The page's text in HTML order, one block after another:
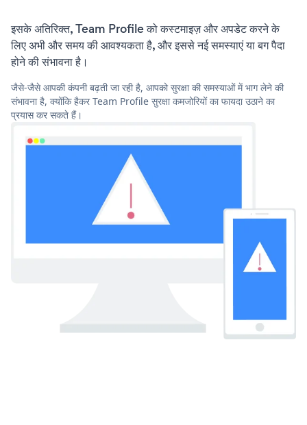
इसके अतिरिक्त, Team Profile को कस्टमाइज़ और अपडेट करने के
लिए अभी और समय की आवश्यकता है, और इससे नई समस्याएं या बग पैदा
होने की संभावना है।
जैसे-जैसे आपकी कंपनी बढ़ती जा रही है, आपको सुरक्षा की समस्याओं में भाग लेने की
संभावना है, क्योंकि हैकर Team Profile सुरक्षा कमजोरियों का फायदा उठाने का
प्रयास कर सकते हैं।